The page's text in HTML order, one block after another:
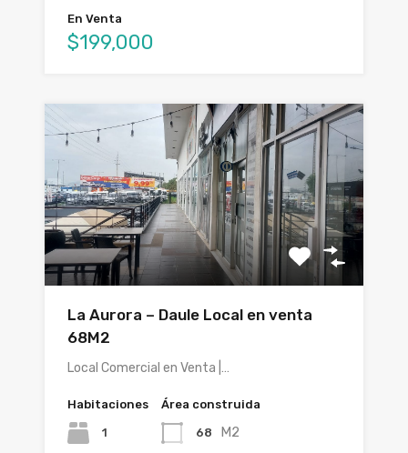
En Venta
$199,000
La Aurora – Daule Local en venta
68M2
Local Comercial en Venta |…
Habitaciones
1
Área construida
68 M2